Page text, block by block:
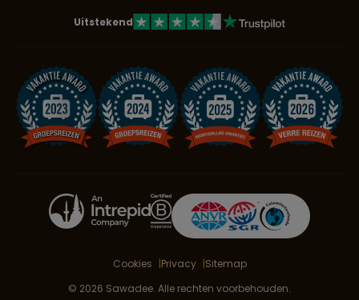
Uitstekend
Cookies Privacy
Sitemap
© 2026 Sawadee. Alle rechten voorbehouden.